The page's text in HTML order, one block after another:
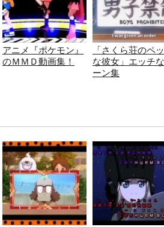
アニメ『ポケモン』
のＭＭＤ動画集！
「さくら荘のペ
な彼女」エッチ
ーン集